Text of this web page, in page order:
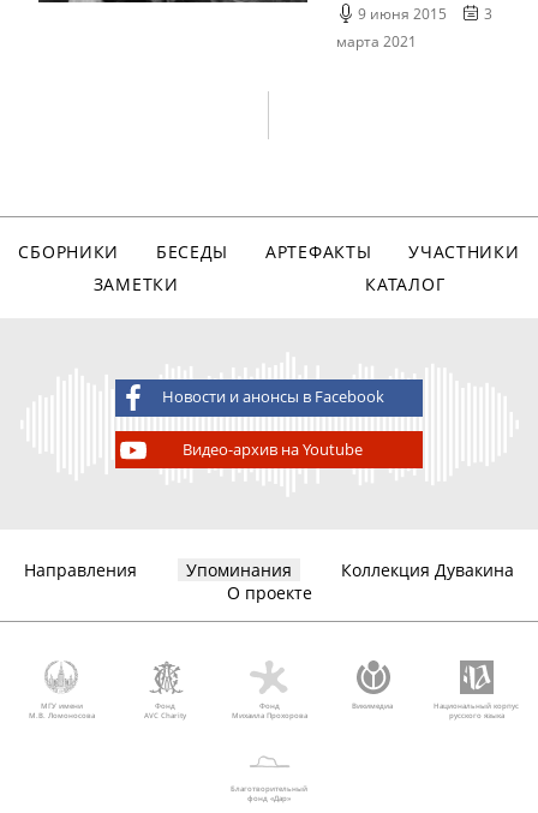
9 июня 2015
3
марта 2021
СБОРНИКИ БЕСЕДЫ АРТЕФАКТЫ
УЧАСТНИКИ
ЗАМЕТКИ
КАТАЛОГ
Новости и анонсы в Facebook
Видео-архив на Youtube
Направления Упоминания
Коллекция Дувакина
О проекте
МГУ имени
М.В. Ломоносова
Фонд
AVC Charity
Фонд
Михаила Прохорова
Викимедиа
Национальный корпус
русского языка
Благотворительный
фонд «Дар»